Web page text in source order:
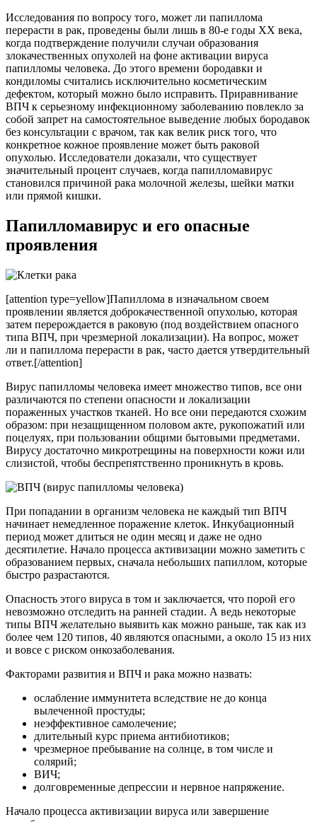
Исследования по вопросу того, может ли папиллома
перерасти в рак, проведены были лишь в 80-е годы ХХ века,
когда подтверждение получили случаи образования
злокачественных опухолей на фоне активации вируса
папилломы человека. До этого времени бородавки и
кондиломы считались исключительно косметическим
дефектом, который можно было исправить. Приравнивание
ВПЧ к серьезному инфекционному заболеванию повлекло за
собой запрет на самостоятельное выведение любых бородавок
без консультации с врачом, так как велик риск того, что
конкретное кожное проявление может быть раковой
опухолью. Исследователи доказали, что существует
значительный процент случаев, когда папилломавирус
становился причиной рака молочной железы, шейки матки
или прямой кишки.
Папилломавирус и его опасные
проявления
[attention type=yellow]Папиллома в изначальном своем
проявлении является доброкачественной опухолью, которая
затем перерождается в раковую (под воздействием опасного
типа ВПЧ, при чрезмерной локализации). На вопрос, может
ли и папиллома перерасти в рак, часто дается утвердительный
ответ.[/attention]
Вирус папилломы человека имеет множество типов, все они
различаются по степени опасности и локализации
пораженных участков тканей. Но все они передаются схожим
образом: при незащищенном половом акте, рукопожатий или
поцелуях, при пользовании общими бытовыми предметами.
Вирусу достаточно микротрещины на поверхности кожи или
слизистой, чтобы беспрепятственно проникнуть в кровь.
При попадании в организм человека не каждый тип ВПЧ
начинает немедленное поражение клеток. Инкубационный
период может длиться не один месяц и даже не одно
десятилетие. Начало процесса активизации можно заметить с
образованием первых, сначала небольших папиллом, которые
быстро разрастаются.
Опасность этого вируса в том и заключается, что порой его
невозможно отследить на ранней стадии. А ведь некоторые
типы ВПЧ желательно выявить как можно раньше, так как из
более чем 120 типов, 40 являются опасными, а около 15 из них
и вовсе с риском онкозаболевания.
Факторами развития и ВПЧ и рака можно назвать:
ослабление иммунитета вследствие не до конца
вылеченной простуды;
неэффективное самолечение;
длительный курс приема антибиотиков;
чрезмерное пребывание на солнце, в том числе и
солярий;
ВИЧ;
долговременные депрессии и нервное напряжение.
Начало процесса активизации вируса или завершение